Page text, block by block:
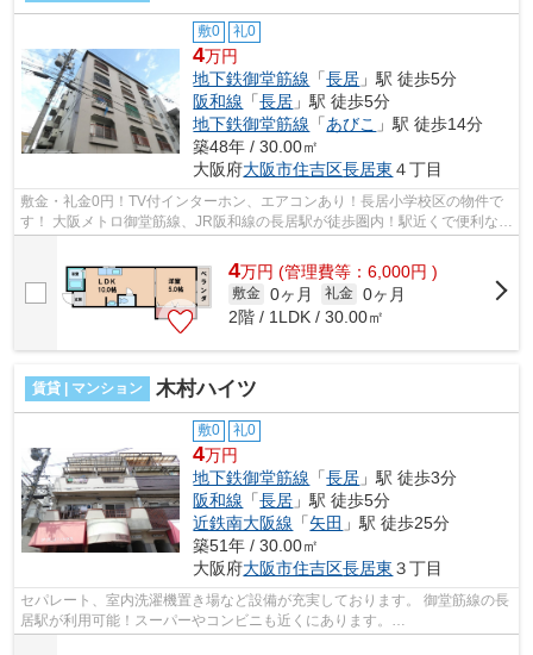
敷0 礼0
4万円
地下鉄御堂筋線 「長居 」駅 徒歩5分
阪和線 「長居 」駅 徒歩5分
地下鉄御堂筋線 「あびこ 」駅 徒歩14分
築48年 / 30.00㎡
大阪府大阪市住吉区長居東 ４丁目
敷金・礼金0円！TV付インターホン、エアコンあり！長居小学校区の物件で
す！ 大阪メトロ御堂筋線、JR阪和線の長居駅が徒歩圏内！駅近くで便利な場
4万円 (管理費等：6,000円 )
敷金 0ヶ月 礼金 0ヶ月
2階 / 1LDK / 30.00㎡
賃貸 | マンション 木村ハイツ
敷0 礼0
4万円
地下鉄御堂筋線 「長居 」駅 徒歩3分
阪和線 「長居 」駅 徒歩5分
近鉄南大阪線 「矢田 」駅 徒歩25分
築51年 / 30.00㎡
大阪府大阪市住吉区長居東 ３丁目
セパレート、室内洗濯機置き場など設備が充実しております。 御堂筋線の長
居駅が利用可能！スーパーやコンビニも近くにあります。